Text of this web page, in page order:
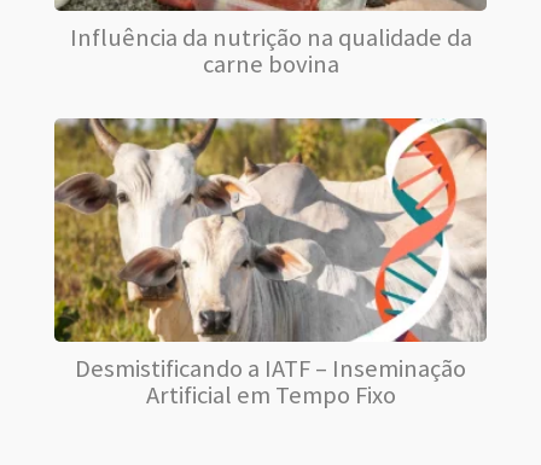
Influência da nutrição na qualidade da
carne bovina
Desmistificando a IATF – Inseminação
Artificial em Tempo Fixo